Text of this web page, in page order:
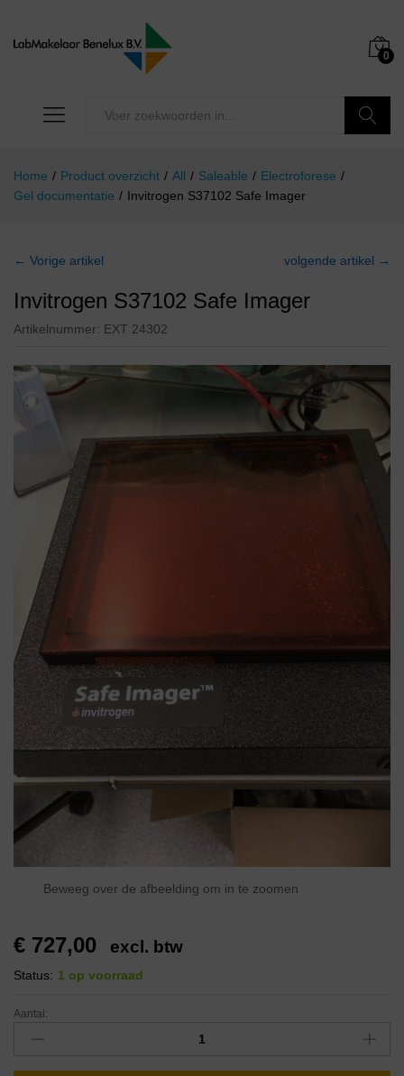
0
Home / Product overzicht / All / Saleable / Electroforese /
Gel documentatie / Invitrogen S37102 Safe Imager
← Vorige artikel volgende artikel →
Invitrogen S37102 Safe Imager
Artikelnummer: EXT 24302
Beweeg over de afbeelding om in te zoomen
€ 727,00 excl. btw
Status: 1 op voorraad
Aantal: